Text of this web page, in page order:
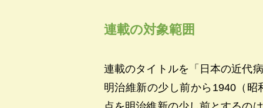
連載の対象範囲
連載のタイトルを「日本の近代
明治維新の少し前から1940（